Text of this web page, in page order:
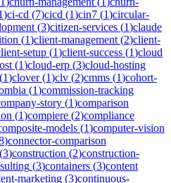
)ci-cd (7)cicd (1)cin7 (1)circular-
(3)citizen-services (1)claude
(1)client-management (2)client-
setup (1)client-success (1)cloud
(1)cloud-erp (3)cloud-hosting
(1)clover(1)clv (2)cmms (1)cohort-
(1)commission-tracking
story (1)comparison
(1)compiere (2)compliance
models (1)computer-vision
)connector-comparison
(3)construction (2)construction-
(3)containers (3)content
marketing (3)continuous-